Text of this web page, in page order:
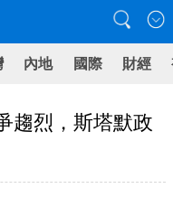
內地 國際 財經
趨烈，斯塔默政